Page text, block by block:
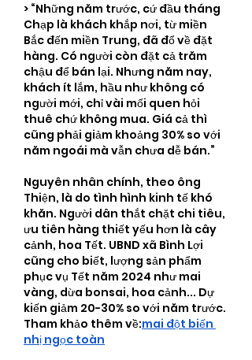
> “Những năm trước, cứ đầu tháng
Chạp là khách khắp nơi, từ miền
Bắc đến miền Trung, đã đổ về đặt
hàng. Có người còn đặt cả trăm
chậu để bán lại. Nhưng năm nay,
khách ít lắm, hầu như không có
người mới, chỉ vài mối quen hỏi
thuê chứ không mua. Giá cả thì
cũng phải giảm khoảng 30% so với
năm ngoái mà vẫn chưa dễ bán.”
Nguyên nhân chính, theo ông
Thiện, là do tình hình kinh tế khó
khăn. Người dân thắt chặt chi tiêu,
ưu tiên hàng thiết yếu hơn là cây
cảnh, hoa Tết. UBND xã Bình Lợi
cũng cho biết, lượng sản phẩm
phục vụ Tết năm 2024 như mai
vàng, dừa bonsai, hoa cảnh... Dự
kiến giảm 20-30% so với năm trước.
Tham khảo thêm về:mai đột biến
nhị ngọc toàn